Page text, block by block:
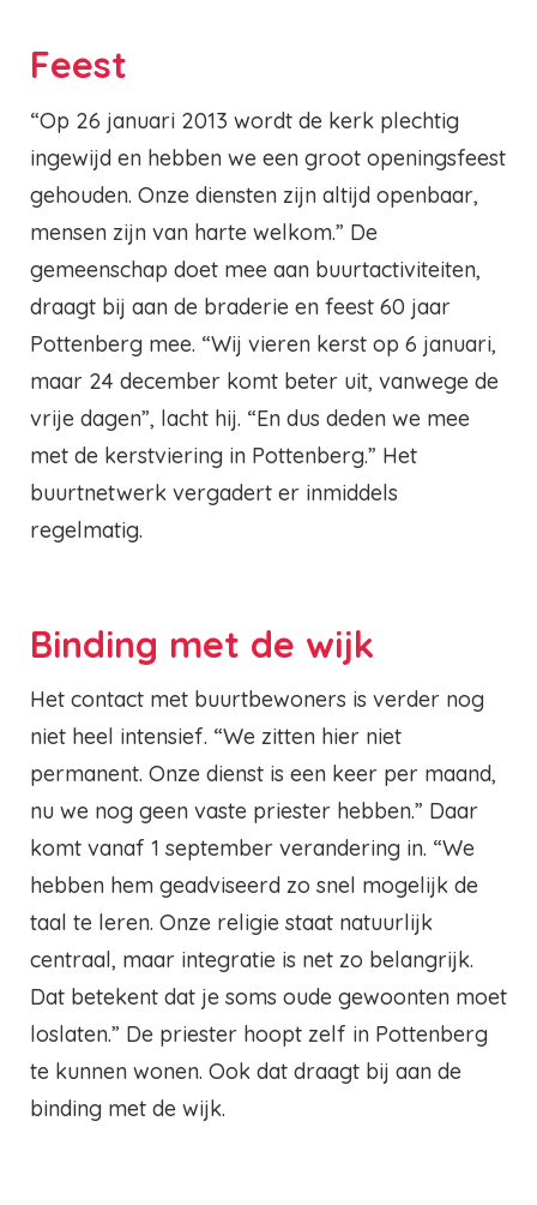
Feest
“Op 26 januari 2013 wordt de kerk plechtig
ingewijd en hebben we een groot openingsfeest
gehouden. Onze diensten zijn altijd openbaar,
mensen zijn van harte welkom.” De
gemeenschap doet mee aan buurtactiviteiten,
draagt bij aan de braderie en feest 60 jaar
Pottenberg mee. “Wij vieren kerst op 6 januari,
maar 24 december komt beter uit, vanwege de
vrije dagen”, lacht hij. “En dus deden we mee
met de kerstviering in Pottenberg.” Het
buurtnetwerk vergadert er inmiddels
regelmatig.
Binding met de wijk
Het contact met buurtbewoners is verder nog
niet heel intensief. “We zitten hier niet
permanent. Onze dienst is een keer per maand,
nu we nog geen vaste priester hebben.” Daar
komt vanaf 1 september verandering in. “We
hebben hem geadviseerd zo snel mogelijk de
taal te leren. Onze religie staat natuurlijk
centraal, maar integratie is net zo belangrijk.
Dat betekent dat je soms oude gewoonten moet
loslaten.” De priester hoopt zelf in Pottenberg
te kunnen wonen. Ook dat draagt bij aan de
binding met de wijk.